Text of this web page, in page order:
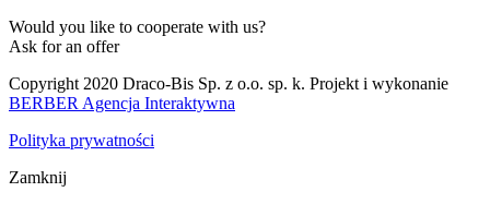
Would you like to cooperate with us?
Ask for an offer
Copyright 2020 Draco-Bis Sp. z o.o. sp. k. Projekt i wykonanie
BERBER Agencja Interaktywna
Polityka prywatności
Zamknij